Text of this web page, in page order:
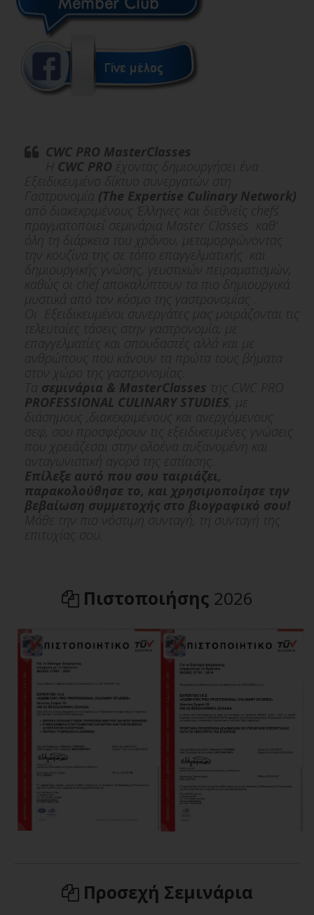
CWC PRO MasterClasses
H CWC PRO έχοντας δημιουργήσει ένα
Εξειδικευμένο δίκτυο συνεργατών στη
Γαστρονομία (The Expertise Culinary Network)
από διακεκριμένους Έλληνες και διεθνείς chef΄s
πραγματοποιεί σεμινάρια Μaster Classes καθ’
όλη τη διάρκεια του χρόνου, μεταμορφώνοντας
την κουζίνα της σε τόπο επαγγελματικής και
δημιουργικής γνώσης, γευστικών πειραματισμών,
καθώς οι chef αποκαλύπτουν τα πιο δημιουργικά
μυστικά από τον κόσμο της γαστρονομίας .
Οι Εξειδικευμένοι συνεργάτες μας μοιράζονται τις
τελευταίες τάσεις στην γαστρονομία, με
επαγγελματίες και σπουδαστές αλλά και με
ανθρώπους που κάνουν τα πρώτα τους βήματα
στον χώρο της γαστρονομίας.
Τα σεμινάρια & MasterClasses της CWC PRO
PROFESSIONAL CULINARY STUDIES , με
διάσημους ,διακεκριμένους και ανερχόμενους
σεφ, σου προσφέρουν τις εξειδικευμένες γνώσεις
που χρειάζεσαι στην ολοένα αυξανομένη και
ανταγωνιστική αγορά της εστίασης.
Επίλεξε αυτό που σου ταιριάζει,
παρακολούθησε το, και χρησιμοποίησε την
βεβαίωση συμμετοχής στο βιογραφικό σου!
Μάθε την πιο νόστιμη συνταγή, τη συνταγή της
επιτυχίας σου.
Πιστοποιήσης 2026
Προσεχή Σεμινάρια